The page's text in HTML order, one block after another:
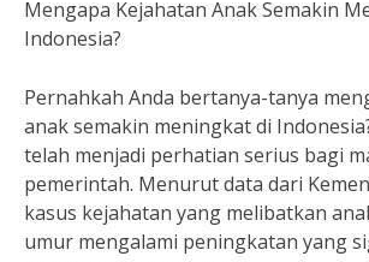
Mengapa Kejahatan Anak Semakin
Indonesia?
Pernahkah Anda bertanya-tanya
anak semakin meningkat di
telah menjadi perhatian serius bagi
pemerintah. Menurut data dari
kasus kejahatan yang melibatkan
umur mengalami peningkatan yang